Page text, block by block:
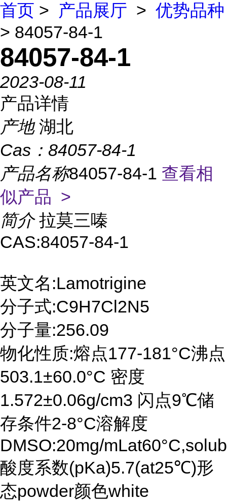
首页 > 产品展厅 > 优势品种
> 84057-84-1
84057-84-1
2023-08-11
产品详情
产地 湖北
Cas： 84057-84-1
产品名称84057-84-1 查看相
似产品 >
简介 拉莫三嗪
CAS:84057-84-1
英文名:Lamotrigine
分子式:C9H7Cl2N5
分子量:256.09
物化性质:熔点177-181°C沸点
503.1±60.0°C 密度
1.572±0.06g/cm3 闪点9℃储
存条件2-8°C溶解度
DMSO:20mg/
酸度系数(pKa)5.7(at25℃)形
态powder颜色white